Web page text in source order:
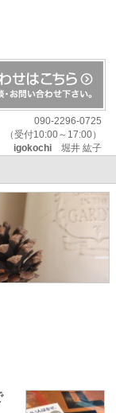
090-2296-0725
（受付10:00～17:00）
igokochi堀井 紘子